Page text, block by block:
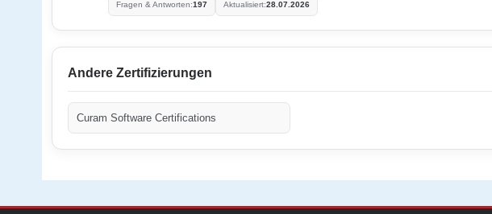
Fragen & Antworten:197 Aktualisiert:28.07.2026
Andere Zertifizierungen
Curam Software Certifications